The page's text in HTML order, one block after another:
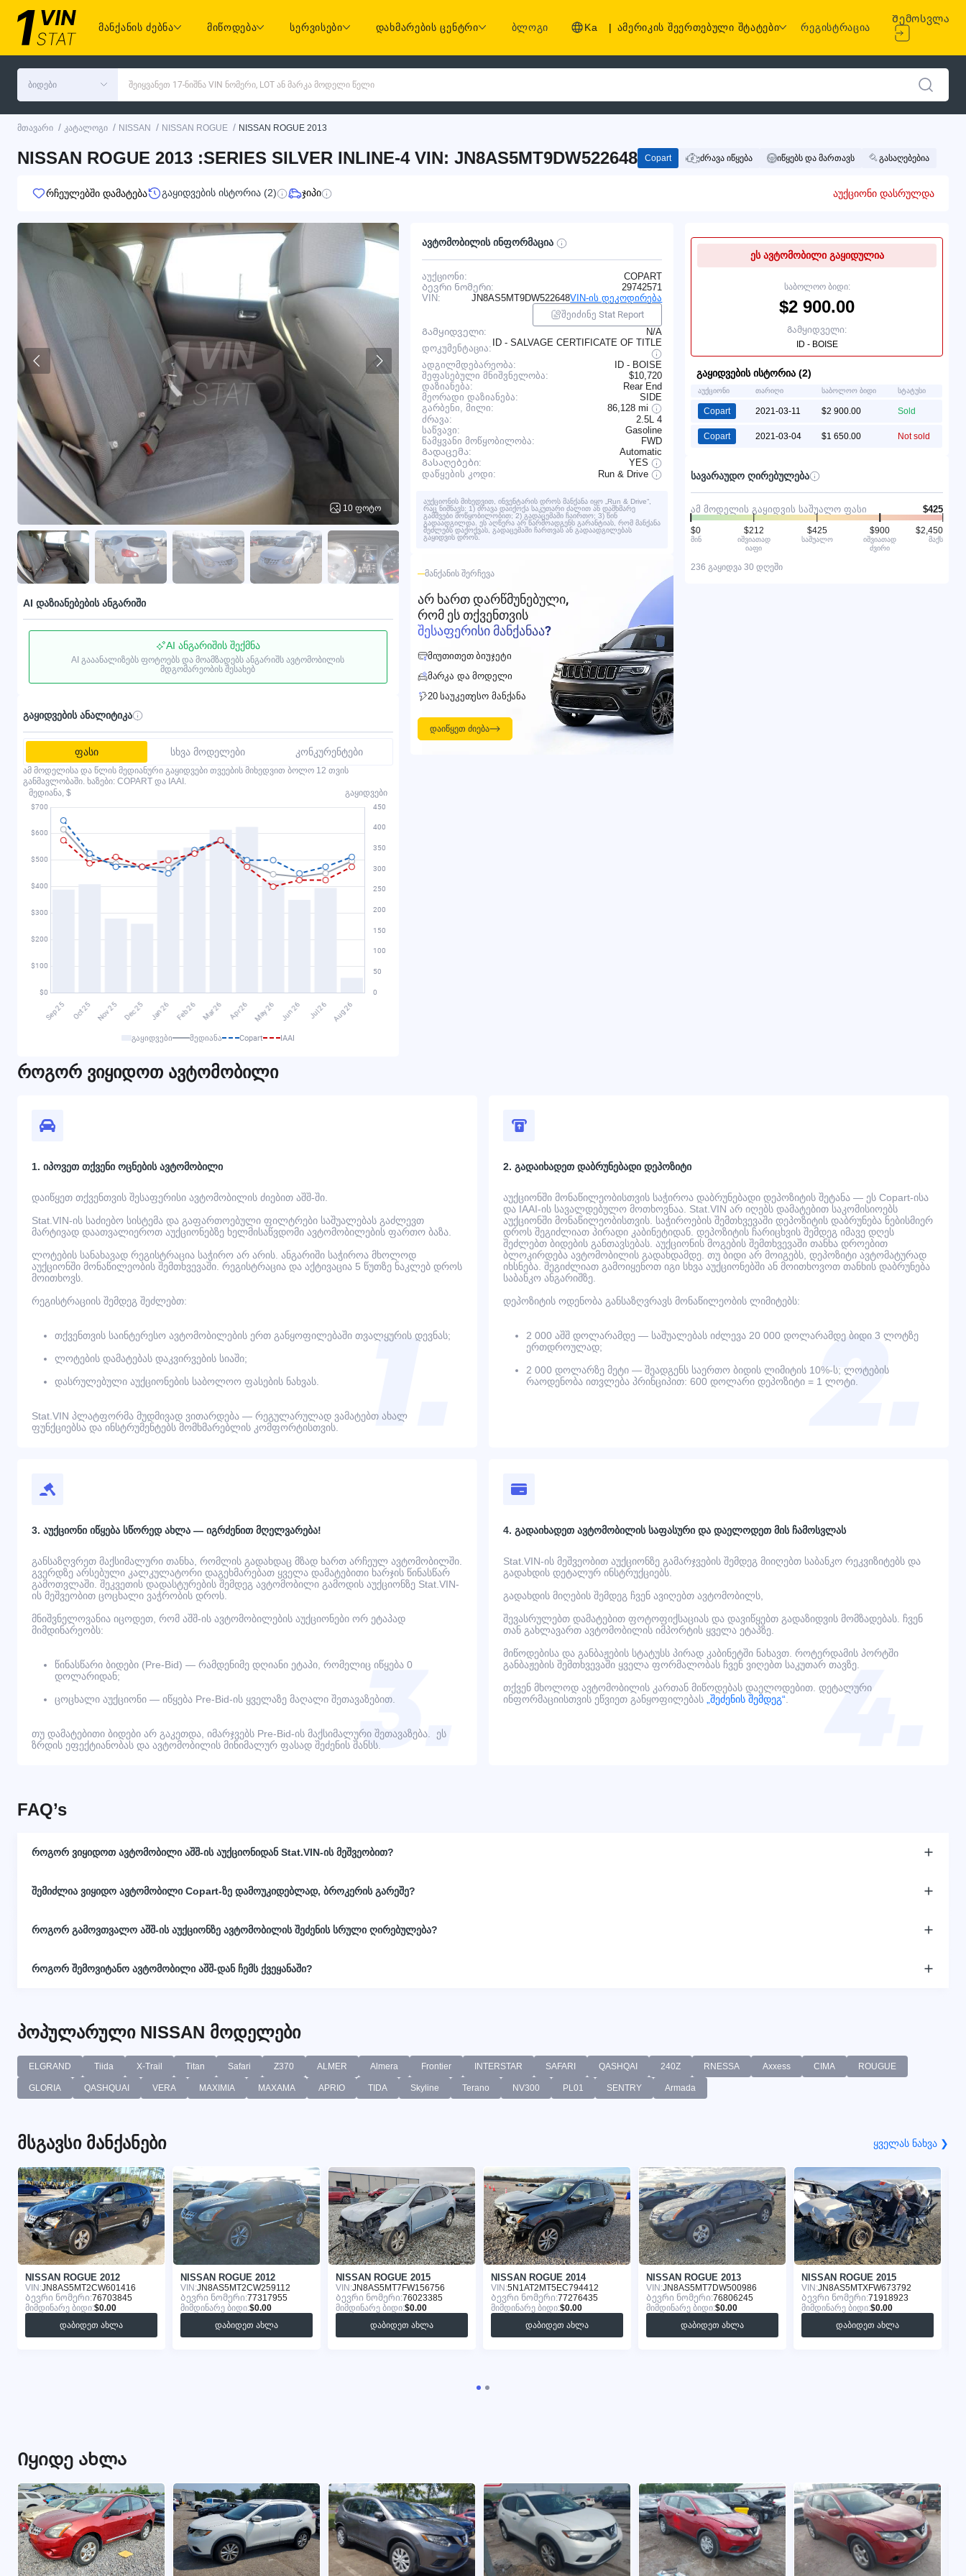
მანქანის ძებნა მიწოდება სერვისები დახმარების ცენტრი ბლოგი Ka | ამერიკის შეერთებული შტატები რეგისტრაცია
Შემოსვლა
ბიდები შეიყვანეთ 17-ნიშნა VIN ნომერი, LOT ან მარკა მოდელი წელი
მთავარი / კატალოგი / NISSAN / NISSAN ROGUE / NISSAN ROGUE 2013
NISSAN ROGUE 2013 :SERIES SILVER INLINE-4 VIN: JN8AS5MT9DW522648 Copart ძრავა იწყება იწყებს და მართავს გასაღებებია
რჩეულებში დამატება გაყიდვების ისტორია (2) ჯიპი აუქციონი დასრულდა
10 ფოტო
AI დაზიანებების ანგარიში
AI ანგარიშის შექმნა
AI გააანალიზებს ფოტოებს და მოამზადებს ანგარიშს ავტომობილის
მდგომარეობის შესახებ
გაყიდვების ანალიტიკა
ფასი სხვა მოდელები კონკურენტები
ამ მოდელისა და წლის მედიანური გაყიდვები თვეების მიხედვით ბოლო 12 თვის
განმავლობაში. ხაზები: COPART და IAAI.
მედიანა, $
გაყიდვები
გაყიდვები მედიანა Copart IAAI
ავტომობილის ინფორმაცია
აუქციონი:
COPART
Ბევრი ნომერი:
29742571
VIN:
JN8AS5MT9DW522648VIN-ის დეკოდირება
შეიძინე Stat Report
Გამყიდველი:
N/A
დოკუმენტაცია:
ID - SALVAGE CERTIFICATE OF TITLE
ადგილმდებარეობა:
ID - BOISE
შეფასებული მნიშვნელობა:
$10,720
დაზიანება:
Rear End
მეორადი დაზიანება:
SIDE
გარბენი, მილი:
86,128 mi
ძრავა:
2.5L 4
საწვავი:
Gasoline
წამყვანი მოწყობილობა:
FWD
Გადაცემა:
Automatic
Გასაღებები:
YES
დაწყების კოდი:
Run & Drive
აუქციონის მიხედვით, ინვენტარის დროს მანქანა იყო „Run & Drive“,
რაც ნიშნავს: 1) ძრავა დაიქოქა საკუთარი ძალით ან დამხმარე
გამშვები მოწყობილობით; 2) გადაცემაში ჩაირთო; 3) წინ
გადაადგილდა. ეს აღწერა არ წარმოადგენს გარანტიას, რომ მანქანა
შეძლებს დაქოქვას, გადაცემაში ჩართვას ან გადაადგილებას
გაყიდვის დროს.
ᲛᲐᲜᲥᲐᲜᲘᲡ ᲨᲔᲠᲩᲔᲕᲐ
ᲐᲠ ᲮᲐᲠᲗ ᲓᲐᲠᲬᲛᲣᲜᲔᲑᲣᲚᲘ,
ᲠᲝᲛ ᲔᲡ ᲗᲥᲕᲔᲜᲗᲕᲘᲡ
ᲨᲔᲡᲐᲤᲔᲠᲘᲡᲘ ᲛᲐᲜᲥᲐᲜᲐᲐ?
ᲛᲘᲣᲗᲘᲗᲔᲗ ᲑᲘᲣᲯᲔᲢᲘ
ᲛᲐᲠᲙᲐ ᲓᲐ ᲛᲝᲓᲔᲚᲘ
20 ᲡᲐᲣᲙᲔᲗᲔᲡᲝ ᲛᲐᲜᲥᲐᲜᲐ
დაიწყეთ ძიება
ეს ავტომობილი გაყიდულია
საბოლოო ბიდი:
$2 900.00
Გამყიდველი:
ID - BOISE
გაყიდვების ისტორია (2)
აუქციონი თარიღი საბოლოო ბიდი სტატუსი
Copart 2021-03-11 $2 900.00 Sold
Copart 2021-03-04 $1 650.00 Not sold
სავარაუდო ღირებულება
ამ მოდელის გაყიდვის საშუალო ფასი $425
$0
მინ
$212
იშვიათად
იაფი
$425
საშუალო
$900
იშვიათად
ძვირი
$2,450
მაქს
236 გაყიდვა 30 დღეში
როგორ ვიყიდოთ ავტომობილი
1. იპოვეთ თქვენი ოცნების ავტომობილი
დაიწყეთ თქვენთვის შესაფერისი ავტომობილის ძიებით აშშ-ში.
Stat.VIN-ის საძიებო სისტემა და გაფართოებული ფილტრები საშუალებას გაძლევთ
მარტივად დაათვალიეროთ აუქციონებზე ხელმისაწვდომი ავტომობილების ფართო ბაზა.
ლოტების სანახავად რეგისტრაცია საჭირო არ არის. ანგარიში საჭიროა მხოლოდ
აუქციონში მონაწილეობის შემთხვევაში. რეგისტრაცია და აქტივაცია 5 წუთზე ნაკლებ დროს
მოითხოვს.
რეგისტრაციის შემდეგ შეძლებთ:
თქვენთვის საინტერესო ავტომობილების ერთ განყოფილებაში თვალყურის დევნას;
ლოტების დამატებას დაკვირვების სიაში;
დასრულებული აუქციონების საბოლოო ფასების ნახვას.
Stat.VIN პლატფორმა მუდმივად ვითარდება — რეგულარულად ვამატებთ ახალ
ფუნქციებსა და ინსტრუმენტებს მომხმარებლის კომფორტისთვის.
2. გადაიხადეთ დაბრუნებადი დეპოზიტი
აუქციონში მონაწილეობისთვის საჭიროა დაბრუნებადი დეპოზიტის შეტანა — ეს Copart-ისა
და IAAI-ის სავალდებულო მოთხოვნაა. Stat.VIN არ იღებს დამატებით საკომისიოებს
აუქციონში მონაწილეობისთვის. საჭიროების შემთხვევაში დეპოზიტის დაბრუნება ნებისმიერ
დროს შეგიძლიათ პირადი კაბინეტიდან. დეპოზიტის ჩარიცხვის შემდეგ იმავე დღეს
შეძლებთ ბიდების განთავსებას. აუქციონის მოგების შემთხვევაში თანხა დროებით
ბლოკირდება ავტომობილის გადახდამდე. თუ ბიდი არ მოიგებს, დეპოზიტი ავტომატურად
იხსნება. შეგიძლიათ გამოიყენოთ იგი სხვა აუქციონებში ან მოითხოვოთ თანხის დაბრუნება
საბანკო ანგარიშზე.
დეპოზიტის ოდენობა განსაზღვრავს მონაწილეობის ლიმიტებს:
2 000 აშშ დოლარამდე — საშუალებას იძლევა 20 000 დოლარამდე ბიდი 3 ლოტზე
ერთდროულად;
2 000 დოლარზე მეტი — შეადგენს საერთო ბიდის ლიმიტის 10%-ს; ლოტების
რაოდენობა ითვლება პრინციპით: 600 დოლარი დეპოზიტი = 1 ლოტი.
3. აუქციონი იწყება სწორედ ახლა — იგრძენით მღელვარება!
განსაზღვრეთ მაქსიმალური თანხა, რომლის გადახდაც მზად ხართ არჩეულ ავტომობილში.
გვერდზე არსებული კალკულატორი დაგეხმარებათ ყველა დამატებითი ხარჯის წინასწარ
გამოთვლაში. შეკვეთის დადასტურების შემდეგ ავტომობილი გამოდის აუქციონზე Stat.VIN-
ის მეშვეობით ცოცხალი ვაჭრობის დროს.
მნიშვნელოვანია იცოდეთ, რომ აშშ-ის ავტომობილების აუქციონები ორ ეტაპად
მიმდინარეობს:
წინასწარი ბიდები (Pre-Bid) — რამდენიმე დღიანი ეტაპი, რომელიც იწყება 0
დოლარიდან;
ცოცხალი აუქციონი — იწყება Pre-Bid-ის ყველაზე მაღალი შეთავაზებით.
თუ დამატებითი ბიდები არ გაკეთდა, იმარჯვებს Pre-Bid-ის მაქსიმალური შეთავაზება. ეს
ზრდის ეფექტიანობას და ავტომობილის მინიმალურ ფასად შეძენის შანსს.
4. გადაიხადეთ ავტომობილის საფასური და დაელოდეთ მის ჩამოსვლას
Stat.VIN-ის მეშვეობით აუქციონზე გამარჯვების შემდეგ მიიღებთ საბანკო რეკვიზიტებს და
გადახდის დეტალურ ინსტრუქციებს.
გადახდის მიღების შემდეგ ჩვენ ავიღებთ ავტომობილს,
შევასრულებთ დამატებით ფოტოფიქსაციას და დავიწყებთ გადაზიდვის მომზადებას. ჩვენ
თან გახლავართ ავტომობილის იმპორტის ყველა ეტაპზე.
მიწოდებისა და განბაჟების სტატუსს პირად კაბინეტში ნახავთ. როტერდამის პორტში
განბაჟების შემთხვევაში ყველა ფორმალობას ჩვენ ვიღებთ საკუთარ თავზე.
თქვენ მხოლოდ ავტომობილის კართან მიწოდებას დაელოდებით. დეტალური
ინფორმაციისთვის ეწვიეთ განყოფილებას „შეძენის შემდეგ“
FAQ’s
როგორ ვიყიდოთ ავტომობილი აშშ-ის აუქციონიდან Stat.VIN-ის მეშვეობით?
შემიძლია ვიყიდო ავტომობილი Copart-ზე დამოუკიდებლად, ბროკერის გარეშე?
როგორ გამოვთვალო აშშ-ის აუქციონზე ავტომობილის შეძენის სრული ღირებულება?
როგორ შემოვიტანო ავტომობილი აშშ-დან ჩემს ქვეყანაში?
პოპულარული NISSAN მოდელები
ELGRAND Tiida X-Trail Titan Safari Z370 ALMER Almera Frontier INTERSTAR SAFARI QASHQAI 240Z RNESSA Axxess CIMA ROUGUE
GLORIA QASHQUAI VERA MAXIMIA MAXAMA APRIO TIDA Skyline Terano NV300 PL01 SENTRY Armada
მსგავსი მანქანები ყველას ნახვა ❯
NISSAN ROGUE 2012
VIN:JN8AS5MT2CW601416
Ბევრი ნომერი:76703845
მიმდინარე ბიდი:$0.00
დაბიდეთ ახლა
NISSAN ROGUE 2012
VIN:JN8AS5MT2CW259112
Ბევრი ნომერი:77317955
მიმდინარე ბიდი:$0.00
დაბიდეთ ახლა
NISSAN ROGUE 2015
VIN:JN8AS5MT7FW156756
Ბევრი ნომერი:76023385
მიმდინარე ბიდი:$0.00
დაბიდეთ ახლა
NISSAN ROGUE 2014
VIN:5N1AT2MT5EC794412
Ბევრი ნომერი:77276435
მიმდინარე ბიდი:$0.00
დაბიდეთ ახლა
NISSAN ROGUE 2013
VIN:JN8AS5MT7DW500986
Ბევრი ნომერი:76806245
მიმდინარე ბიდი:$0.00
დაბიდეთ ახლა
NISSAN ROGUE 2015
VIN:JN8AS5MTXFW673792
Ბევრი ნომერი:71918923
მიმდინარე ბიდი:$0.00
დაბიდეთ ახლა
Იყიდე ახლა